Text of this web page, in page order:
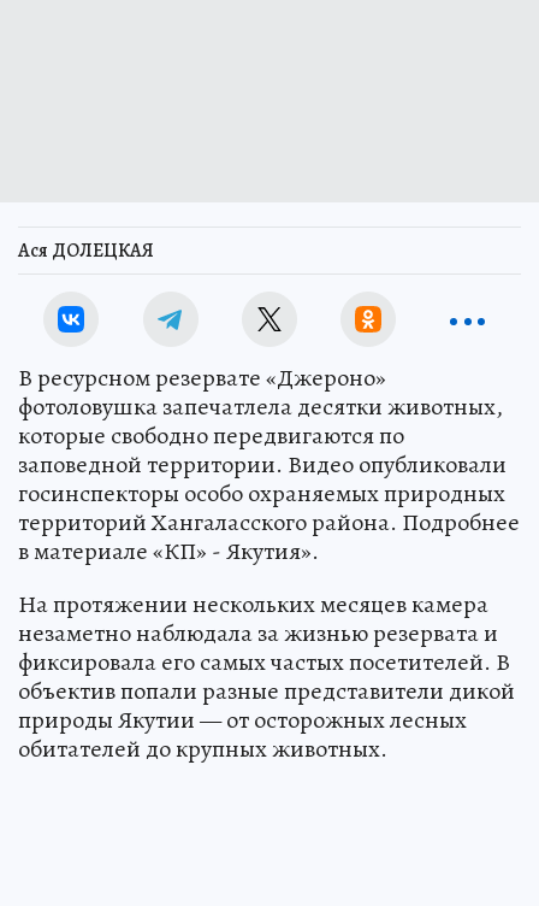
Ася ДОЛЕЦКАЯ
В ресурсном резервате «Джероно»
фотоловушка запечатлела десятки животных,
которые свободно передвигаются по
заповедной территории. Видео опубликовали
госинспекторы особо охраняемых природных
территорий Хангаласского района. Подробнее
в материале «КП» - Якутия».
На протяжении нескольких месяцев камера
незаметно наблюдала за жизнью резервата и
фиксировала его самых частых посетителей. В
объектив попали разные представители дикой
природы Якутии — от осторожных лесных
обитателей до крупных животных.